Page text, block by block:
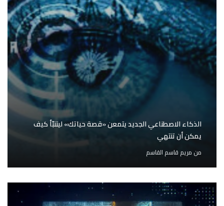
الذكاء الاصطناعي الجديد يتمعن «قصة حياتك» ليتنبّأ كيف
يمكن أن تنتهي
من مريم قاسم القاسم